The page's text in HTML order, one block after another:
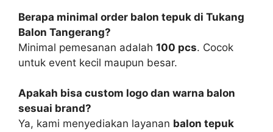
Berapa minimal order balon tepuk di Tukang
Balon Tangerang?
Minimal pemesanan adalah 100 pcs. Cocok
untuk event kecil maupun besar.
Apakah bisa custom logo dan warna balon
sesuai brand?
Ya, kami menyediakan layanan balon tepuk